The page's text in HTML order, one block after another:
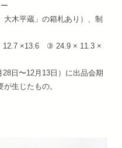
平蔵」の箱札あり）、制
×13.6 ③ 24.9 × 11.3 ×
日〜12月13日）に出品会期
生じたもの。